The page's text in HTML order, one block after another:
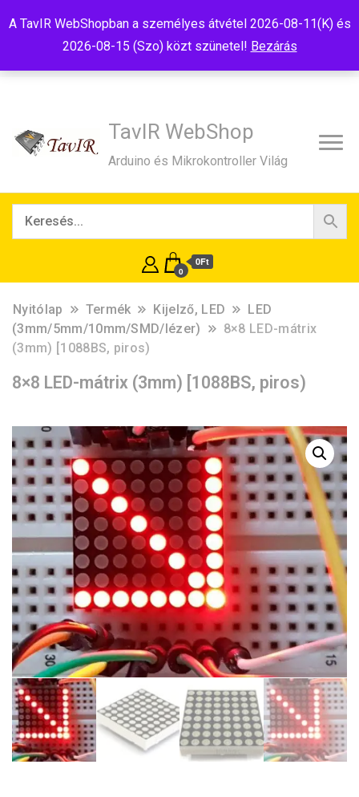
A TavIR WebShopban a személyes átvétel 2026-08-11(K) és
2026-08-15 (Szo) közt szünetel! Bezárás
TavIR WebShop
Arduino és Mikrokontroller Világ
0
0Ft
Nyitólap Termék Kijelző, LED
LED
(3mm/5mm/10mm/SMD/lézer)
8×8 LED-mátrix
(3mm) [1088BS, piros)
8×8 LED-mátrix (3mm) [1088BS, piros)